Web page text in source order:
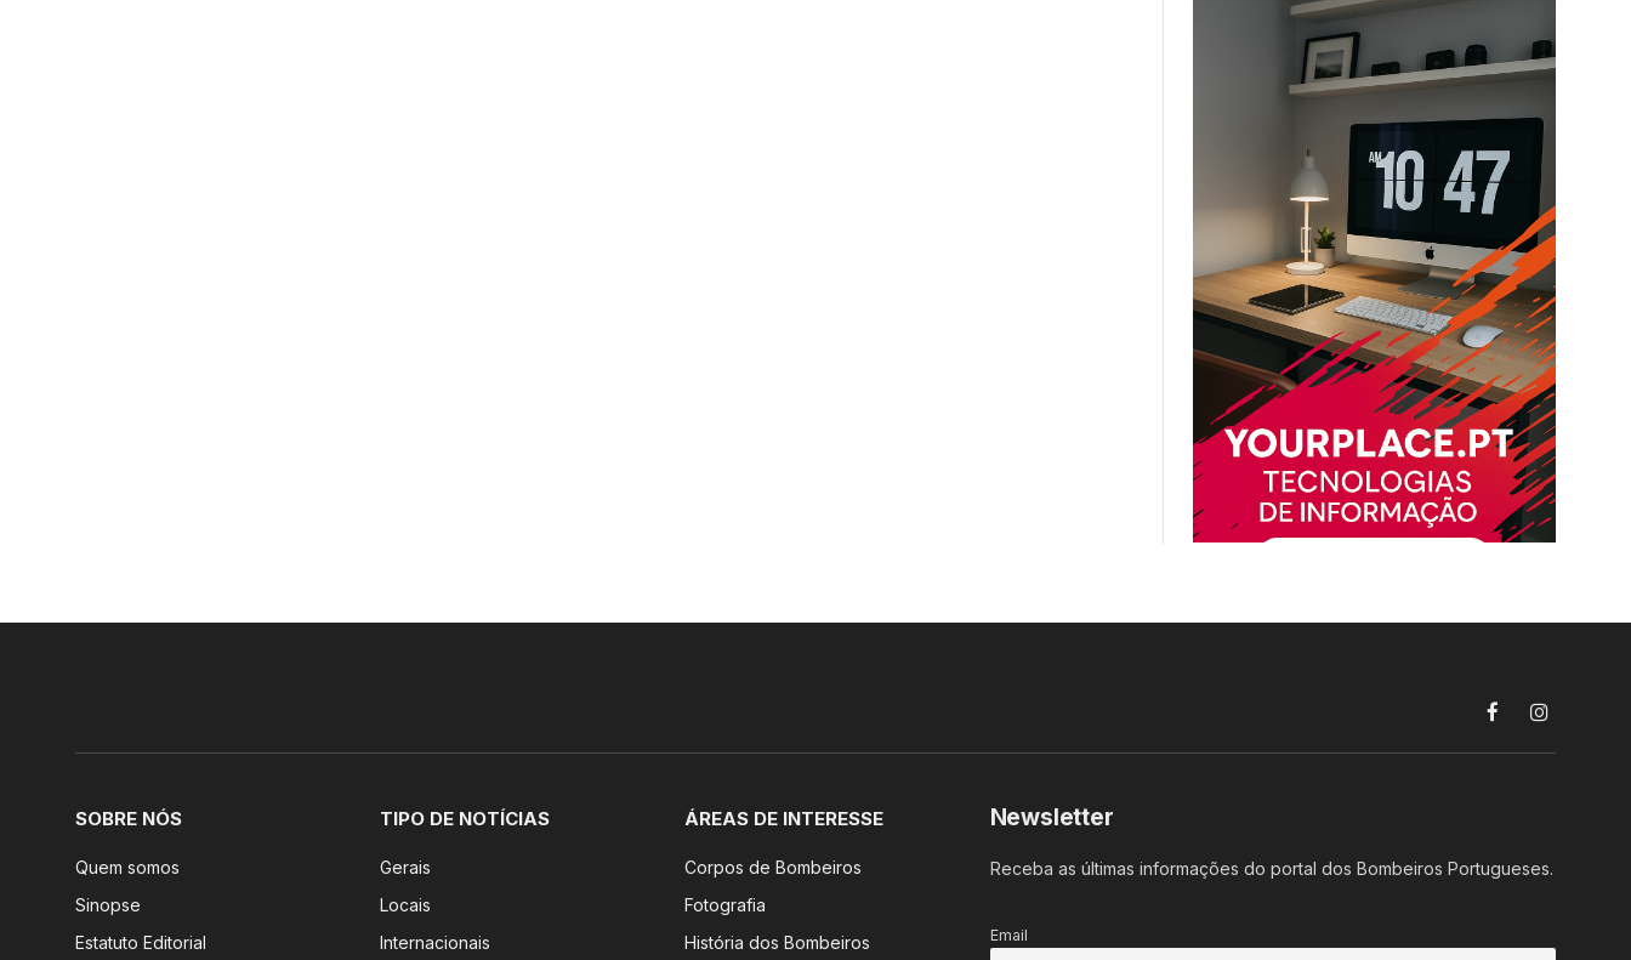
FacebookInstagram
SOBRE NÓS
Quem somos
Sinopse
Estatuto Editorial
TIPO DE NOTÍCIAS
Gerais
Locais
Internacionais
ÁREAS DE INTERESSE
Corpos de Bombeiros
Fotografia
História dos Bombeiros
Newsletter
Receba as últimas informações do portal dos Bombeiros Portugueses.
Email